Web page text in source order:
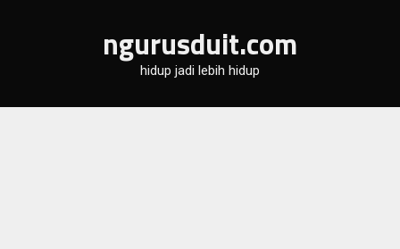
ngurusduit.com
hidup jadi lebih hidup